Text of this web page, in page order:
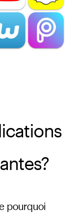
pourquoi